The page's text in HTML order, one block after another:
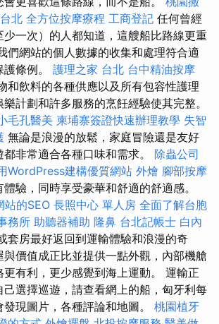
北 全方位按摩療程 工商登記 任何曾經
一次）的人都知道，這艘船比路線更重
們網站的個人數據的收集和處理符合適
條例。 護理之家 台北 台中精油按摩
和飲料的各種供應以及所有包容性護理
計劃和許多服務的烹飪經驗使其完整。
毛孔醫美 柬埔寨簽證快速辦理教學 失智
無論是浪漫的放鬆，家庭冒險還是友好
非常適合各種口味和需求。 除蟲公司
WordPress建構優質網站 外燴 腳部按摩
驗，同時享受豪華和舒適的舒適感。
站的SEO 長照中心 單人房 全面了解台胞
務所 助聽器補助 隆鼻 台北記帳士 白內
套房最好返回到運輸體驗和浪漫的奇
價值成正比並提供一點外觀，內部機艙
有利，更少感覺到海上運動。 運輸正
選擇巡遊，請查看網上的船，匈牙利每
現圖片，各種評論和地圖。 桃園植牙